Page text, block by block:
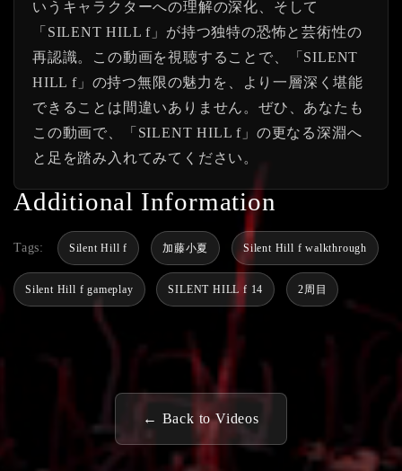
いうキャラクターへの理解の深化、そして
「SILENT HILL f」が持つ独特の恐怖と芸術性の
再認識。この動画を視聴することで、「SILENT
HILL f」の持つ無限の魅力を、より一層深く堪能
できることは間違いありません。ぜひ、あなたも
この動画で、「SILENT HILL f」の更なる深淵へ
と足を踏み入れてみてください。
Additional Information
Tags: Silent Hill f 加藤小夏 Silent Hill f walkthrough
Silent Hill f gameplay SILENT HILL f 14 2周目
← Back to Videos